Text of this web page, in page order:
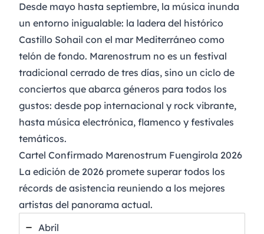
Desde mayo hasta septiembre, la música inunda
un entorno inigualable: la ladera del histórico
Castillo Sohail con el mar Mediterráneo como
telón de fondo. Marenostrum no es un festival
tradicional cerrado de tres días, sino un ciclo de
conciertos que abarca géneros para todos los
gustos: desde pop internacional y rock vibrante,
hasta música electrónica, flamenco y festivales
temáticos.
Cartel Confirmado Marenostrum Fuengirola 2026
La edición de 2026 promete superar todos los
récords de asistencia reuniendo a los mejores
artistas del panorama actual.
Abril